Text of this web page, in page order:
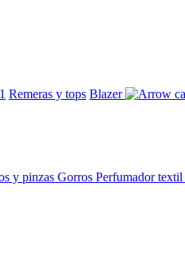
Remeras y tops Blazer
y pinzas Gorros Perfumador textil